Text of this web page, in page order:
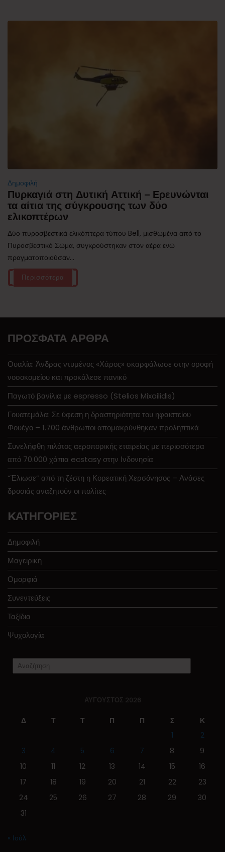
Δημοφιλή
Πυρκαγιά στη Δυτική Αττική – Ερευνώνται
τα αίτια της σύγκρουσης των δύο
ελικοπτέρων
Δύο πυροσβεστικά ελικόπτερα τύπου Bell, μισθωμένα από το
Πυροσβεστικό Σώμα, συγκρούστηκαν στον αέρα ενώ
πραγματοποιούσαν...
Περισσότερα
ΠΡΌΣΦΑΤΑ ΆΡΘΡΑ
Ουαλία: Άνδρας ντυμένος «Χάρος» σκαρφάλωσε στην οροφή
νοσοκομείου και προκάλεσε πανικό
Παγωτό βανίλια με espresso (Stelios Mixailidis)
Γουατεμάλα: Σε ύφεση η δραστηριότητα του ηφαιστείου
Φουέγο – 1.700 άνθρωποι απομακρύνθηκαν προληπτικά
Συνελήφθη πιλότος αεροπορικής εταιρείας με περισσότερα
από 70.000 χάπια ecstasy στην Ινδονησία
“Έλιωσε” από τη ζέστη η Κορεατική Χερσόνησος – Ανάσες
δροσιάς αναζητούν οι πολίτες
KΑΤΗΓΟΡΊΕΣ
Δημοφιλή
Μαγειρική
Ομορφιά
Συνεντεύξεις
Ταξίδια
Ψυχολογία
ΑΎΓΟΥΣΤΟΣ 2026
Δ Τ Τ Π Π Σ
Κ
1
2
3
4 5 6 7 8
9
10
11 12 13 14 15
16
17
18 19 20 21 22
23
24
25 26 27 28 29
30
31
« Ιούλ